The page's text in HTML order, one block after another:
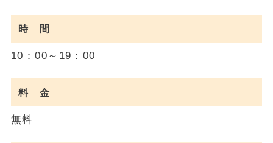
時 間
10：00～19：00
料 金
無料